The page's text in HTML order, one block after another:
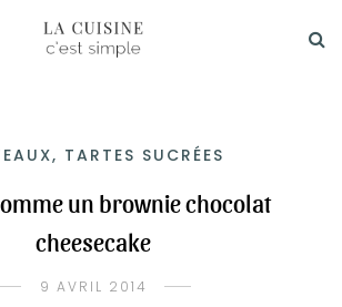
TARTES SUCRÉES
un brownie chocolat
cheesecake
9 AVRIL 2014